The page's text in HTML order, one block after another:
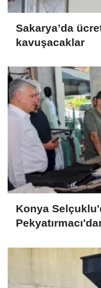
Sakarya’da
kavuşacaklar
Konya